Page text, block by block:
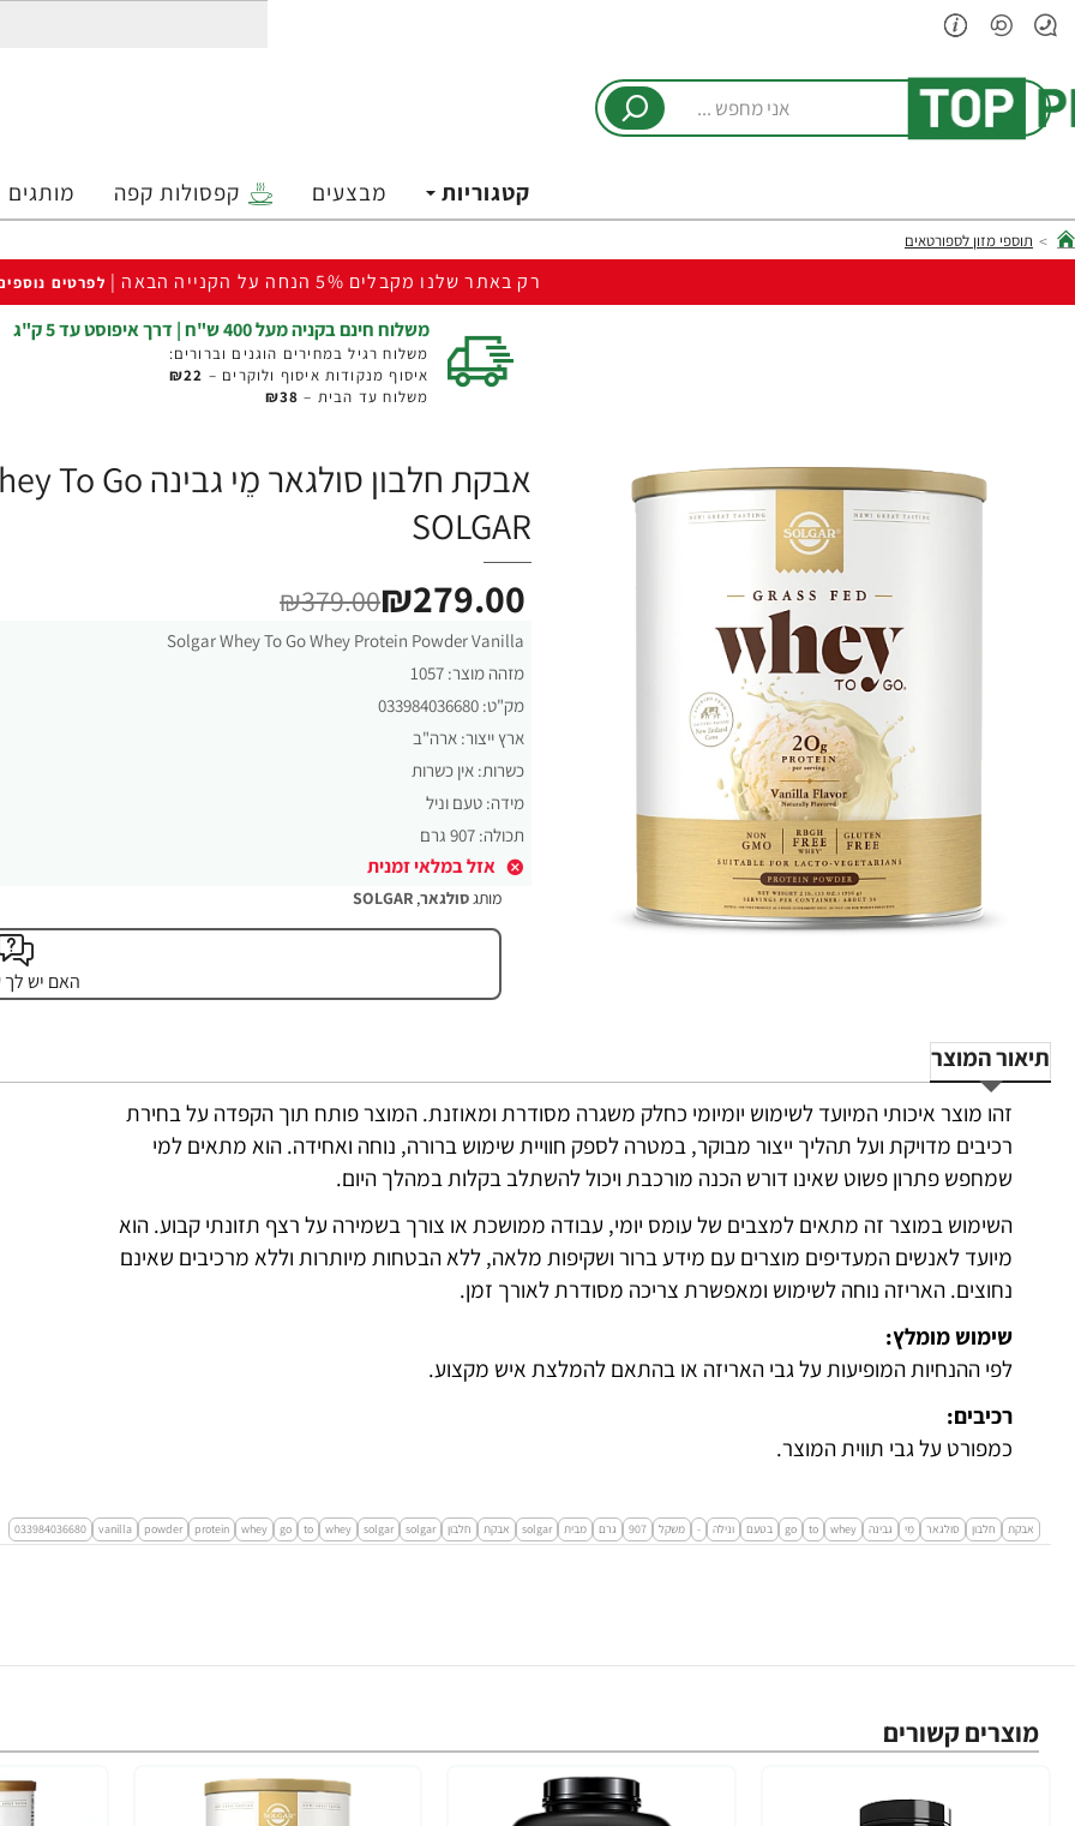
מחפש
קטגוריות מבצעים קפסולות קפה מותגים
home
תוספי מזון לספורטאים
רק באתר שלנו מקבלים 5% הנחה על הקנייה הבאה | לפרטים
משלוח חינם בקניה מעל 400 ש"ח | דרך איפוסט עד 5 ק"ג
משלוח רגיל במחירים הוגנים וברורים:
איסוף מנקודות איסוף ולוקרים – ₪22
משלוח עד הבית – ₪38
-26%
SOLGAR
Solgar Whey To Go Whey Protein Powder Vanilla
מזהה מוצר: 1057
מק"ט: 033984036680
ארץ ייצור: ארה"ב
כשרות: אין כשרות
מידה: טעם וניל
תכולה: 907 גרם
אזל במלאי זמנית
₪279.00
₪379.00
מותגסולגאר,
SOLGAR
האם יש
תיאור המוצר
זהו מוצר איכותי המיועד לשימוש יומיומי כחלק משגרה מסודרת ומאוזנת. המוצר פותח תוך הקפדה על בחירת
רכיבים מדויקת ועל תהליך ייצור מבוקר, במטרה לספק חוויית שימוש ברורה, נוחה ואחידה. הוא מתאים למי
שמחפש פתרון פשוט שאינו דורש הכנה מורכבת ויכול להשתלב בקלות במהלך היום.
השימוש במוצר זה מתאים למצבים של עומס יומי, עבודה ממושכת או צורך בשמירה על רצף תזונתי קבוע. הוא
מיועד לאנשים המעדיפים מוצרים עם מידע ברור ושקיפות מלאה, ללא הבטחות מיותרות וללא מרכיבים שאינם
נחוצים. האריזה נוחה לשימוש ומאפשרת צריכה מסודרת לאורך זמן.
שימוש מומלץ:
לפי ההנחיות המופיעות על גבי האריזה או בהתאם להמלצת איש מקצוע.
רכיבים:
כמפורט על גבי תווית המוצר.
אבקת חלבון סולגאר מֵי גבינה whey
to
go בטעם ונילה - משקל 907 גרם מבית solgar אבקת חלבון solgar
solgar
whey
to
go
whey
protein
powder
vanilla
033984036680
מוצרים קשורים